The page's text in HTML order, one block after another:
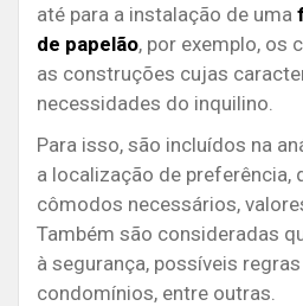
até para a instalação de uma
de papelão, por exemplo, os
as construções cujas
necessidades do inquilino.
Para isso, são incluídos na
a localização de preferência,
cômodos necessários,
Também são consideradas
à segurança, possíveis
condomínios, entre outras.